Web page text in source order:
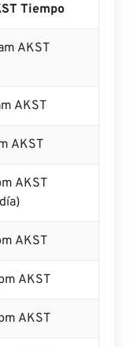
Tiempo
AKST
AKST
AKST
AKST
AKST
AKST
AKST